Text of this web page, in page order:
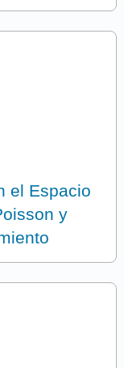
el Espacio
y